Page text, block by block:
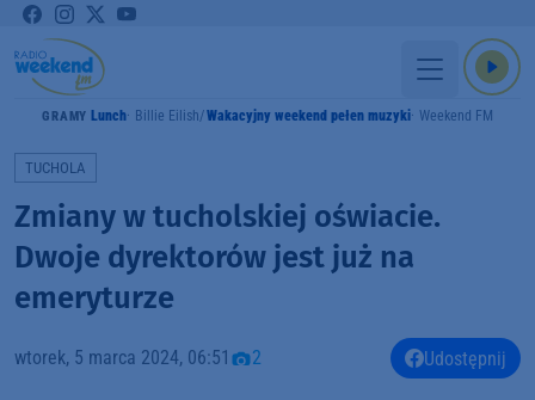
GRAMY Lunch Billie Eilish Wakacyjny weekend pełen muzyki Weekend FM
TUCHOLA
Zmiany w tucholskiej oświacie.
Dwoje dyrektorów jest już na
emeryturze
wtorek, 5 marca 2024, 06:51 2 Udostępnij